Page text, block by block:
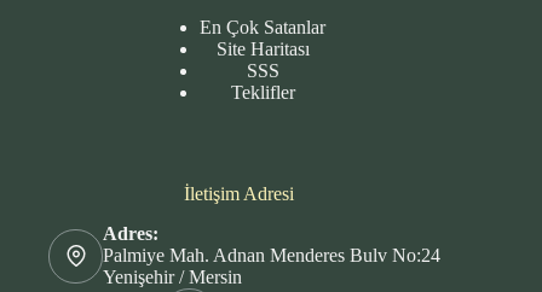
En Çok Satanlar
Site Haritası
SSS
Teklifler
İletişim Adresi
Adres:
Palmiye Mah. Adnan Menderes Bulv No:24
Yenişehir / Mersin